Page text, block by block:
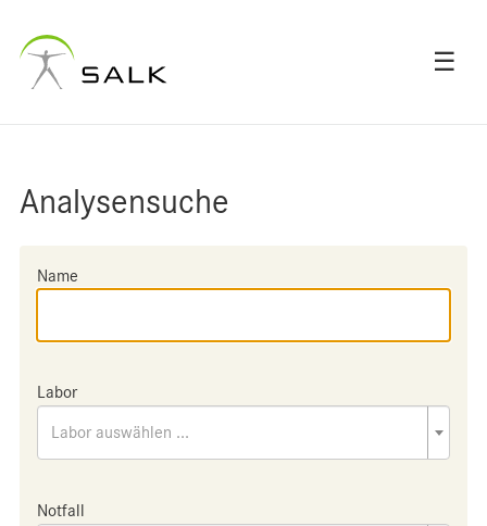
☰
Analysensuche
Name
Labor
Labor auswählen ...
Notfall